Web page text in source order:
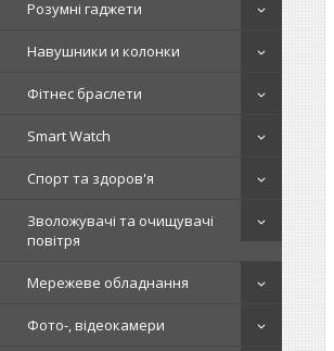
Розумні гаджети
Навушники и колонки
Фітнес браслети
Smart Watch
Спорт та здоров'я
Зволожувачі та очищувачі
повітря
Мережеве обладнання
Фото-, відеокамери